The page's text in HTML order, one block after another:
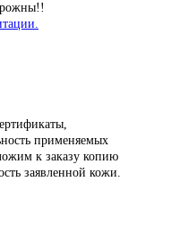
применяемых
к заказу копию
заявленной кожи.